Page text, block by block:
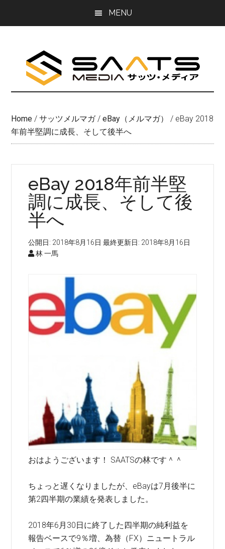
MENU
Home / サッツメルマガ / eBay（メルマガ） / eBay 2018
年前半堅調に成長、そして後半へ
eBay 2018年前半堅
調に成長、そして後
半へ
公開日: 2018年8月16日 最終更新日: 2018年8月16日
林 一馬
おはようございます！ SAATSの林です＾＾
ちょっと遅くなりましたが、eBayは7月後半に
第2四半期の業績を発表しました。
2018年6月30日に終了した四半期の純利益を
報告ベースで9％増、為替（FX）ニュートラル